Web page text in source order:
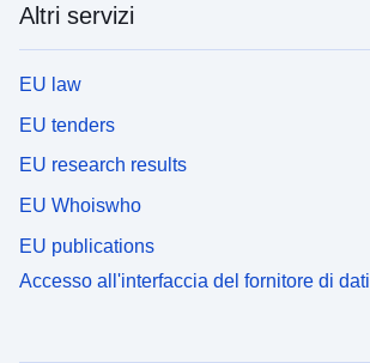
Altri servizi
EU law
EU tenders
EU research results
EU Whoiswho
EU publications
Accesso all'interfaccia del fornitore di dati